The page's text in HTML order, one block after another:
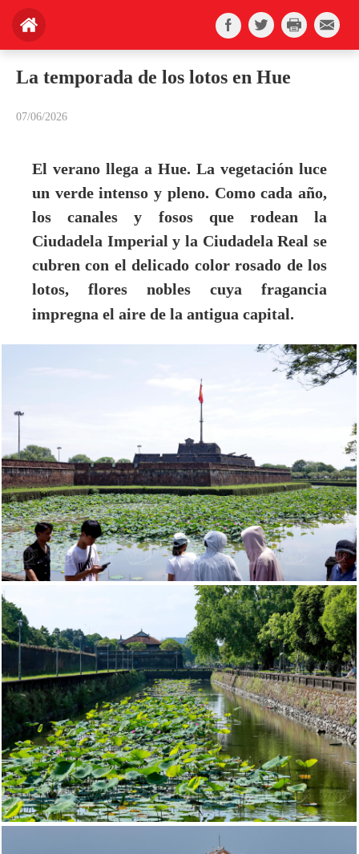
La temporada de los lotos en Hue
07/06/2026
El verano llega a Hue. La vegetación luce
un verde intenso y pleno. Como cada año,
los canales y fosos que rodean la
Ciudadela Imperial y la Ciudadela Real se
cubren con el delicado color rosado de los
lotos, flores nobles cuya fragancia
impregna el aire de la antigua capital.